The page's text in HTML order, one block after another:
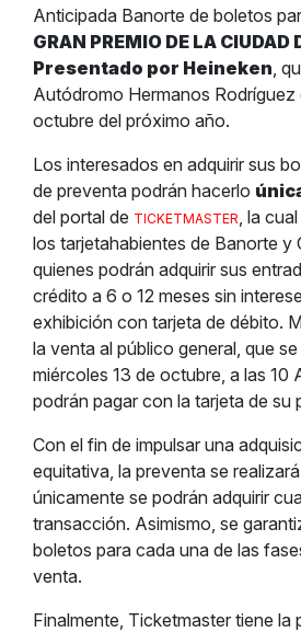
Anticipada Banorte de boletos
GRAN PREMIO DE LA
Presentado por Heineken,
Autódromo Hermanos Rodríguez
octubre del próximo año.
Los interesados en adquirir sus
de preventa podrán hacerlo
del portal de TICKETMASTER, la
los tarjetahabientes de Banorte y
quienes podrán adquirir sus
crédito a 6 o 12 meses sin
exhibición con tarjeta de débito.
la venta al público general, que
miércoles 13 de octubre, a las 10
podrán pagar con la tarjeta de su
Con el fin de impulsar una
equitativa, la preventa se
únicamente se podrán adquirir
transacción. Asimismo, se
boletos para cada una de las
venta.
Finalmente, Ticketmaster tiene la